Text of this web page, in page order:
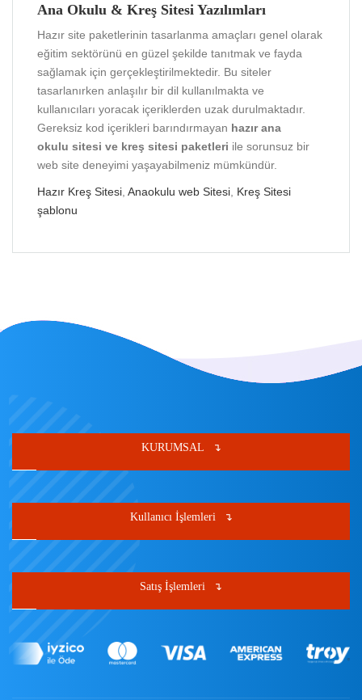
Ana Okulu & Kreş Sitesi Yazılımları
Hazır site paketlerinin tasarlanma amaçları genel olarak
eğitim sektörünü en güzel şekilde tanıtmak ve fayda
sağlamak için gerçekleştirilmektedir. Bu siteler
tasarlanırken anlaşılır bir dil kullanılmakta ve
kullanıcıları yoracak içeriklerden uzak durulmaktadır.
Gereksiz kod içerikleri barındırmayan hazır ana
okulu sitesi ve kreş sitesi paketleri ile sorunsuz bir
web site deneyimi yaşayabilmeniz mümkündür.
Hazır Kreş Sitesi Anaokulu web Sitesi Kreş Sitesi
şablonu
KURUMSAL
Kullanıcı İşlemleri
Satış İşlemleri